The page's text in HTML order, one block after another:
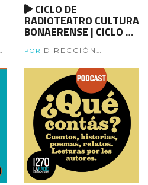
CICLO DE
RADIOTEATRO CULTURA
BONAERENSE | CICLO DE
RADIOTEATRO CULTURA
BONAERENSE - Capítulo
12: La Azurduy y Eva
POR
DIRECCIÓN
GLEZER Y GRANDES
ARTISTAS